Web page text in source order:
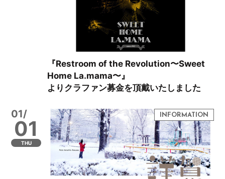
『Restroom of the Revolution〜Sweet
Home La.mama〜』
よりクラファン募金を頂戴いたしました
01/
01
THU